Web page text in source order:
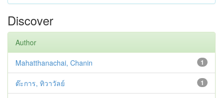
Discover
Author
1
Mahatthanachai, Chanin
1
ต๊ะการ, ทิวาวัลย์